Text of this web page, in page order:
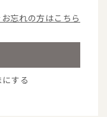
する
忘れの方はこちら